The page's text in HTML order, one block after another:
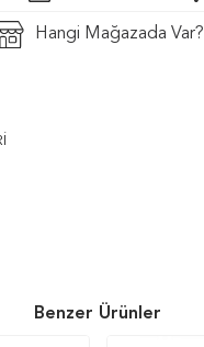
Hangi Mağazada Var?
Benzer Ürünler